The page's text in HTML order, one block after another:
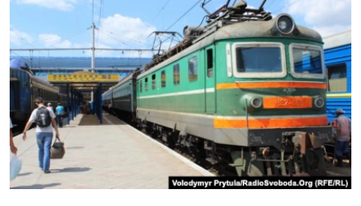
VİDEO
SÜRET
BLOGLAR
FİKİR
Русский
Українською